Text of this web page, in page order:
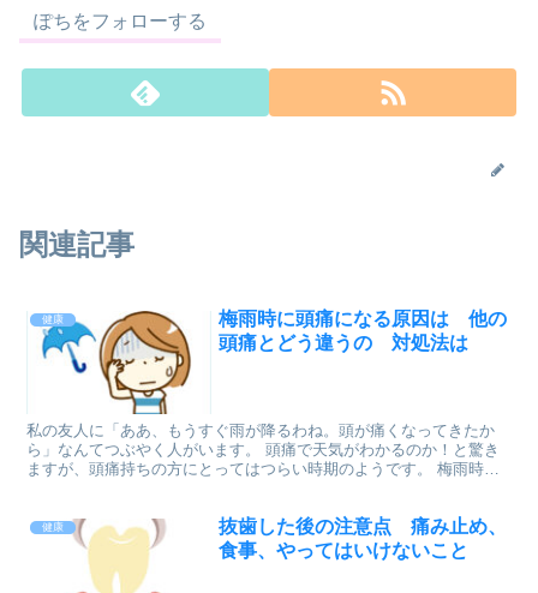
ぽちをフォローする
関連記事
健康
梅雨時に頭痛になる原因は 他の
頭痛とどう違うの 対処法は
私の友人に「ああ、もうすぐ雨が降るわね。頭が痛くなってきたか
ら」なんてつぶやく人がいます。 頭痛で天気がわかるのか！と驚き
ますが、頭痛持ちの方にとってはつらい時期のようです。 梅雨時の
健康
抜歯した後の注意点 痛み止め、
食事、やってはいけないこと